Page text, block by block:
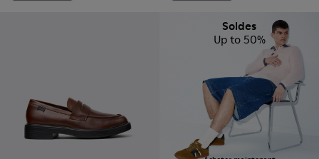
Soldes
Up to 50%